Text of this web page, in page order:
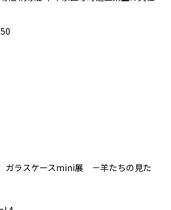
ラスケースmini展 －羊たちの見た